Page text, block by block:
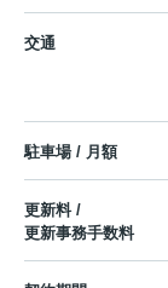
交通
駐車場 / 月額
更新料 /
更新事務手数料